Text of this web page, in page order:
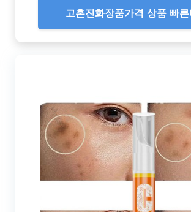
고혼진화장품가격 상품 빠른